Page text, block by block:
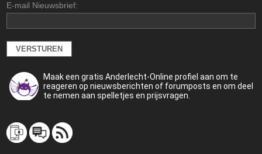
E-mail Nieuwsbrief:
Maak een gratis Anderlecht-Online profiel aan om te
reageren op nieuwsberichten of forumposts en om deel
te nemen aan spelletjes en prijsvragen.